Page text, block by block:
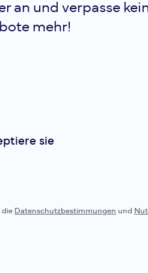
an und verpasse
mehr!
sie
die Datenschutzbestimmungen und